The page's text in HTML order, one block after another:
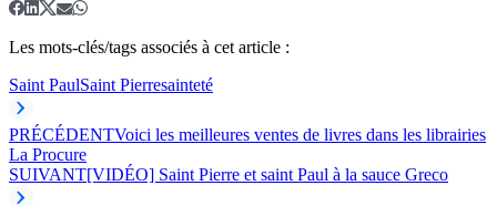
Les mots-clés/tags associés à cet article :
Saint PaulSaint Pierresainteté
PRÉCÉDENTVoici les meilleures ventes de livres dans les librairies
La Procure
SUIVANT[VIDÉO] Saint Pierre et saint Paul à la sauce Greco